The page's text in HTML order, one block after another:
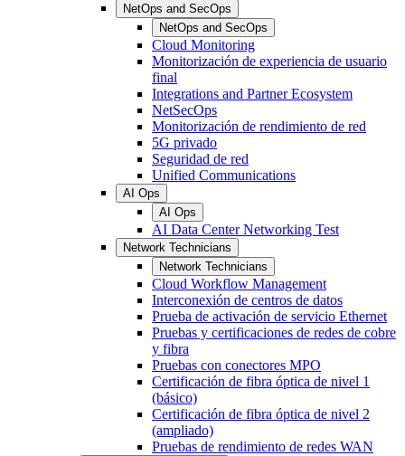
NetOps and SecOps
NetOps and SecOps
Cloud Monitoring
Monitorización de experiencia de usuario
final
Integrations and Partner Ecosystem
NetSecOps
Monitorización de rendimiento de red
5G privado
Seguridad de red
Unified Communications
AI Ops
AI Ops
AI Data Center Networking Test
Network Technicians
Network Technicians
Cloud Workflow Management
Interconexión de centros de datos
Prueba de activación de servicio Ethernet
Pruebas y certificaciones de redes de cobre
y fibra
Pruebas con conectores MPO
Certificación de fibra óptica de nivel 1
(básico)
Certificación de fibra óptica de nivel 2
(ampliado)
Pruebas de rendimiento de redes WAN